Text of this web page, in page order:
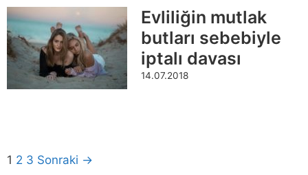
Evliliğin mutlak
butları sebebiyle
iptalı davası
14.07.2018
1 2 3 Sonraki →